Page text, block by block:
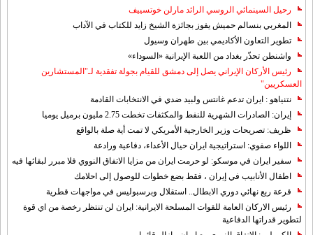
رحيل السينمائي الروسي الرائد مارلن خوتسييف
المغربي بنسالم حميش يفوز بجائزة الشيخ زايد للكتاب في الآداب
تطوير التعاون الأكاديمي بين طهران وسيول
واشنطن تحذّر بغداد من اللعبة الإيرانية «السوداء»
رئيس الأركان الإيراني يصل إلى دمشق للقيام بجولة تفقدية لـ"المستشارين
العسكريين"
نتنياهو : ايران تدعم غانتس ولبيد ضدي في الانتخابات القادمة
إيران: الصادرات الشهریة للنفط والمكثفات تخطت 2.75 مليون برميل يوميا
ظريف: تصريحات وزير الخارجية الأمريكي لا تمت أية صلة بالواقع
اللواء صفوي: استراتيجية ايران حيال الأعداء، دفاعية ورادعة
سفير ايران في موسكو: لو حرمت ايران من مزايا الاتفاق النووي فلا مبرر لبقائها فيه
اطفال الأنابيب في إيران ، فقط بضع خطوات للوصول إلى احلامك
قرعة ربع نهائي دوري الابطال.. استقلال وبرسبوليس في مواجهات قطرية
رئيس الاركان العامة للقوات المسلحة الايرانية: ايران لن تنتظر رخصة من اي قوة
لتطوير قدراتها الدفاعية